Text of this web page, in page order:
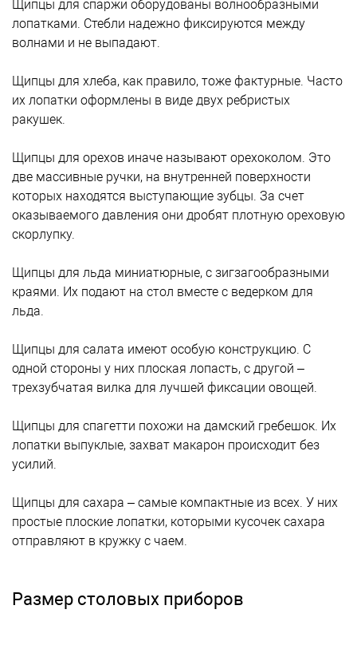
Щипцы для спаржи оборудованы волнообразными
лопатками. Стебли надежно фиксируются между
волнами и не выпадают.
Щипцы для хлеба, как правило, тоже фактурные. Часто
их лопатки оформлены в виде двух ребристых
ракушек.
Щипцы для орехов иначе называют орехоколом. Это
две массивные ручки, на внутренней поверхности
которых находятся выступающие зубцы. За счет
оказываемого давления они дробят плотную ореховую
скорлупку.
Щипцы для льда миниатюрные, с зигзагообразными
краями. Их подают на стол вместе с ведерком для
льда.
Щипцы для салата имеют особую конструкцию. С
одной стороны у них плоская лопасть, с другой –
трехзубчатая вилка для лучшей фиксации овощей.
Щипцы для спагетти похожи на дамский гребешок. Их
лопатки выпуклые, захват макарон происходит без
усилий.
Щипцы для сахара – самые компактные из всех. У них
простые плоские лопатки, которыми кусочек сахара
отправляют в кружку с чаем.
Размер столовых приборов